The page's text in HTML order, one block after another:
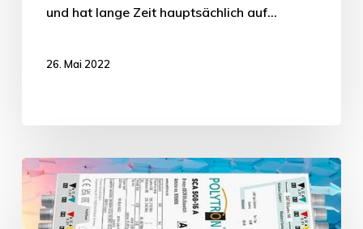
und hat lange Zeit hauptsächlich auf…
26. Mai 2022